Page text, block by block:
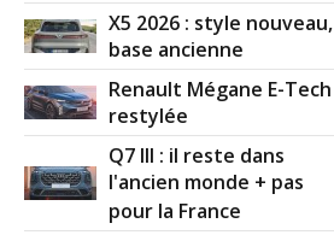
X5 2026 : style nouveau,
base ancienne
Renault Mégane E-Tech
restylée
Q7 III : il reste dans
l'ancien monde + pas
pour la France